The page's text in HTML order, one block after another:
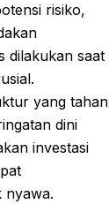
risiko,
dilakukan saat
yang tahan
dini
investasi
nyawa.